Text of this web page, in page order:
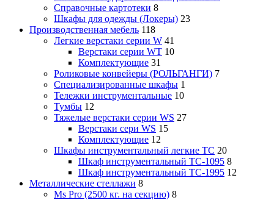
Справочные картотеки 8
Шкафы для одежды (Локеры) 23
Производственная мебель 118
Легкие верстаки серии W 41
Верстаки серии WT 10
Комплектующие 31
Роликовые конвейеры (РОЛЬГАНГИ) 7
Специализированные шкафы 1
Тележки инструментальные 10
Тумбы 12
Тяжелые верстаки серии WS 27
Верстаки сери WS 15
Комплектующие 12
Шкафы инструментальный легкие ТС 20
Шкаф инструментальный TC-1095 8
Шкаф инструментальный TC-1995 12
Металлические стеллажи 8
Ms Pro (2500 кг. на секцию) 8